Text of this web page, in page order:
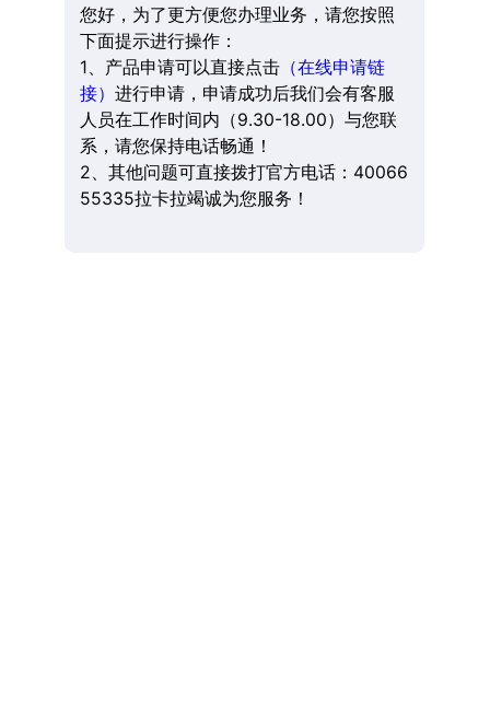
您好，为了更方便您办理业务，请您按照
下面提示进行操作：
1、产品申请可以直接点击（在线申请链
接） 进行申请，申请成功后我们会有客服
人员在工作时间内（9.30-18.00）与您联
系，请您保持电话畅通！
2、其他问题可直接拨打官方电话：40066
55335拉卡拉竭诚为您服务！